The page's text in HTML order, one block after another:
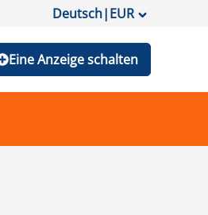
Deutsch|EUR
Eine Anzeige schalten